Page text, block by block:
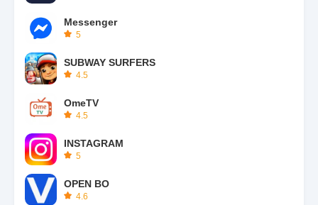
Messenger
5
SUBWAY SURFERS
4.5
OmeTV
4.5
INSTAGRAM
5
OPEN BO
4.6